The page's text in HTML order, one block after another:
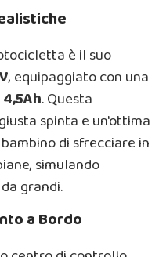
è il suo
, equipaggiato con una
. Questa
spinta e un'ottima
di sfrecciare in
simulando
grandi.
a Bordo